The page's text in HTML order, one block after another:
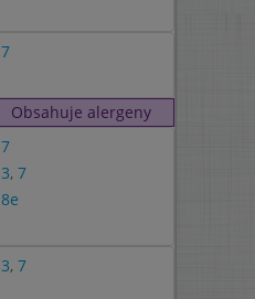
7
Obsahuje alergeny
7
3, 7
8e
3, 7